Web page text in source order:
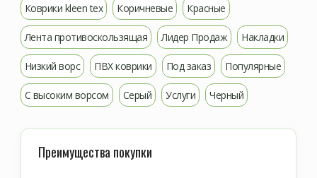
Коврики kleen tex Коричневые Красные
Лента противоскользящая Лидер Продаж Накладки
Низкий ворс ПВХ коврики Под заказ Популярные
С высоким ворсом Серый Услуги Черный
Преимущества покупки